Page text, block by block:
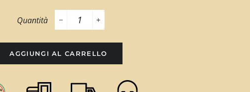
Quantità
−
+
AGGIUNGI AL CARRELLO